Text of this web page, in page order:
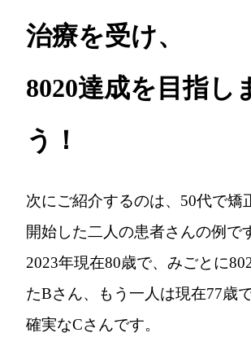
治療を受け、
8020達成を目指し
う！
次にご紹介するのは、50代で矯
開始した二人の患者さんの例で
2023年現在80歳で、みごとに
たBさん、もう一人は現在77歳
確実なCさんです。